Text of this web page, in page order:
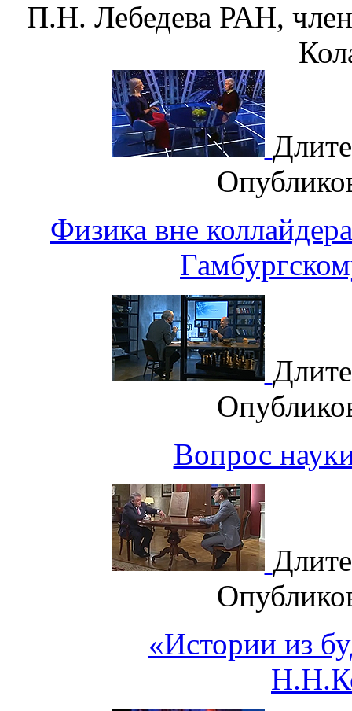
П.Н. Лебедева РАН,
Физика вне
Вопрос
«Истории из